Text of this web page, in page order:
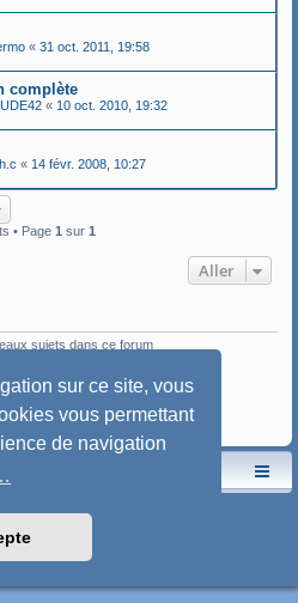
sur ce site, vous
vous permettant
de navigation
« 31 oct. 2011, 19:58
complète
« 10 oct. 2010, 19:32
« 14 févr. 2008, 10:27
• Page 1 sur 1
Aller
sujets dans ce forum
dans ce forum
dans ce forum
jointes dans ce forum
de la Yole-OK
|Conditions